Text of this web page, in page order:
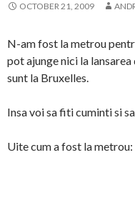
OCTOBER 21, 2009
N-am fost la metrou
pot ajunge nici la
sunt la Bruxelles.
Insa voi sa fiti cuminti si
Uite cum a fost la metrou: